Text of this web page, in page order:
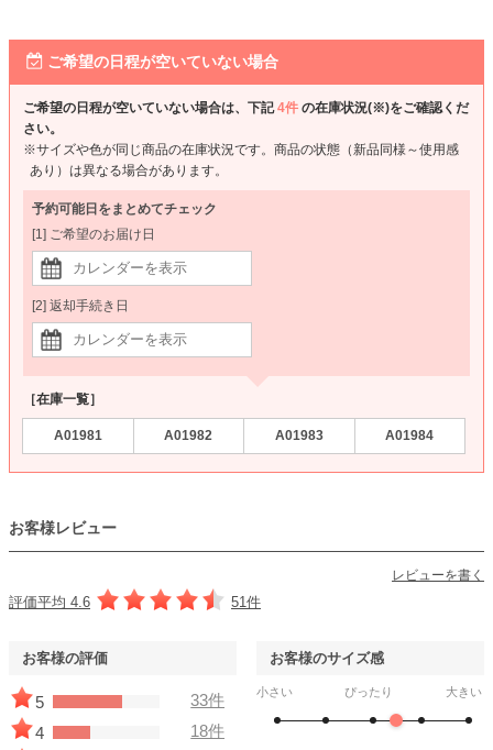
ご希望の日程が空いていない場合
ご希望の日程が空いていない場合は、下記4件 の在庫状況(※)をご確認くだ
さい。
※サイズや色が同じ商品の在庫状況です。商品の状態（新品同様～使用感
あり）は異なる場合があります。
予約可能日をまとめてチェック
[1] ご希望のお届け日
[2] 返却手続き日
［在庫一覧］
A01981 A01982 A01983 A01984
お客様レビュー
レビューを書く
評価平均 4.6 51件
お客様の評価
5
33件
4
18件
お客様のサイズ感
小さい ぴったり 大きい